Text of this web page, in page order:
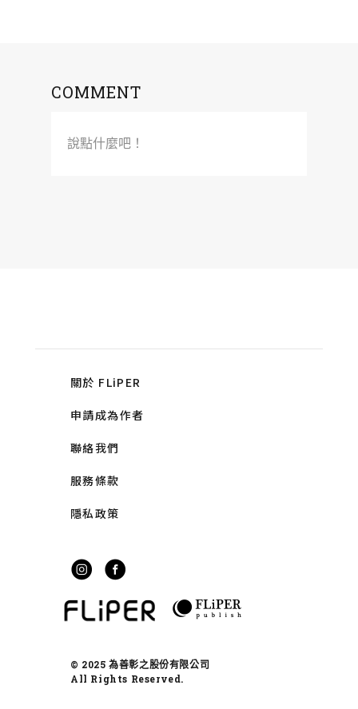
COMMENT
說點什麼吧！
關於 FLiPER
申請成為作者
聯絡我們
服務條款
隱私政策
© 2025 為善彰之股份有限公司
All Rights Reserved.